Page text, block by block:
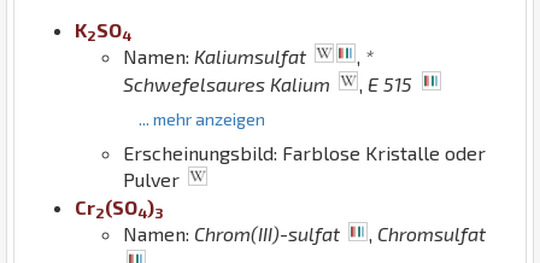
K2SO4
Namen: Kaliumsulfat , *
Schwefelsaures Kalium
, E 515
... mehr anzeigen
Erscheinungsbild: Farblose Kristalle oder
Pulver
Cr2(SO4)3
Namen: Chrom(III)-sulfat , Chromsulfat